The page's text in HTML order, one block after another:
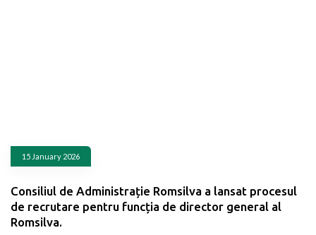
15 January 2026
Consiliul de Administrație Romsilva a lansat procesul
de recrutare pentru funcția de director general al
Romsilva.